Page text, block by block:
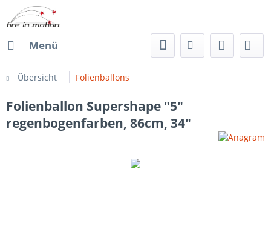
Menü
Übersicht Folienballons
Folienballon Supershape "5"
regenbogenfarben, 86cm, 34"